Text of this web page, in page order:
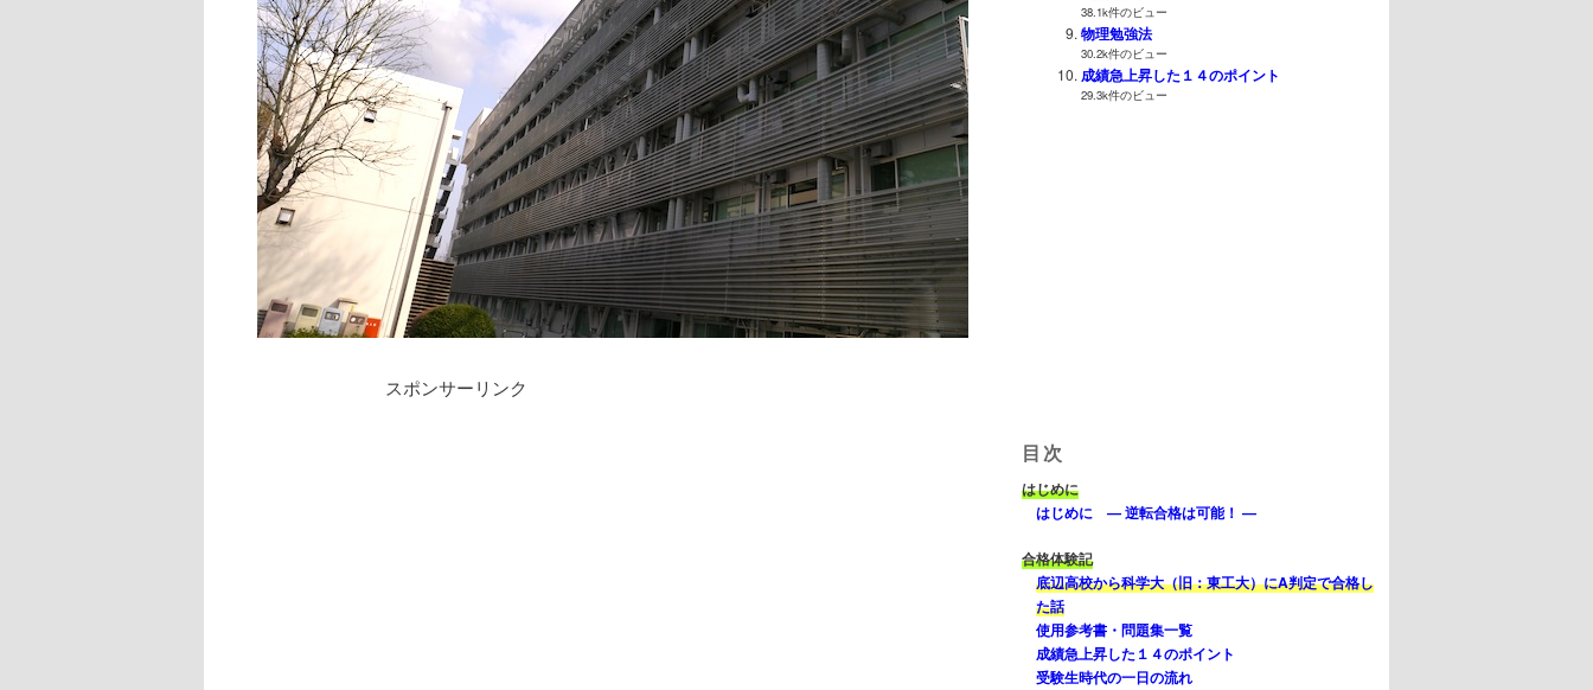
スポンサーリンク
38.1k件のビュー
物理勉強法
30.2k件のビュー
成績急上昇した１４のポイント
29.3k件のビュー
目次
はじめに
はじめに — 逆転合格は可能！ —
合格体験記
底辺高校から科学大（旧：東工大）にA判定で合格し
た話
使用参考書・問題集一覧
成績急上昇した１４のポイント
受験生時代の一日の流れ